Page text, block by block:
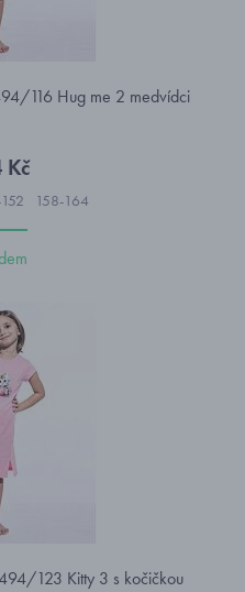
116 Hug me 2 medvídci
Kč
158-164
123 Kitty 3 s kočičkou